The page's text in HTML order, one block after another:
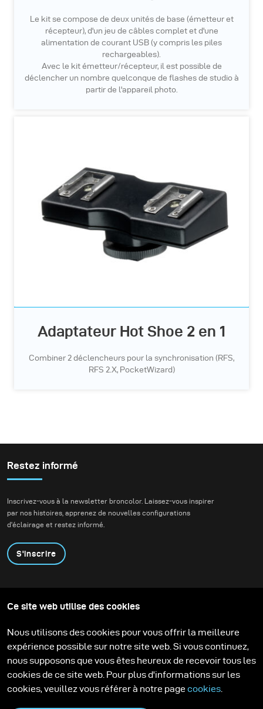
Le kit se compose de deux unités de base (émetteur et
récepteur), d'un jeu de câbles complet et d'une
alimentation de courant USB (y compris les piles
rechargeables).
Avec le kit émetteur/récepteur, il est possible de
déclencher un nombre quelconque de flashes de studio à
partir de l'appareil photo.
Adaptateur Hot Shoe 2 en 1
Combiner 2 déclencheurs pour la synchronisation (RFS,
RFS 2.X, PocketWizard)
Restez informé
Inscrivez-vous à la newsletter broncolor. Laissez-vous inspirer
par nos histoires, apprenez de nouvelles configurations
d'éclairage et restez informé.
S'inscrire
Contactez-nous
Technologies
Support
Carrière
Media Center
Ce site web utilise des cookies
Nous utilisons des cookies pour vous offrir la meilleure
expérience possible sur notre site web. Si vous continuez,
nous supposons que vous êtes heureux de recevoir tous les
cookies de ce site web. Pour plus d'informations sur les
cookies, veuillez vous référer à notre page cookies